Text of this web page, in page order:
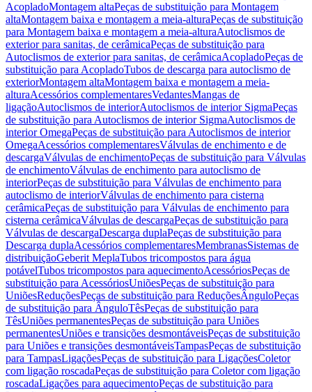
AcopladoMontagem altaPeças de substituição para Montagem
altaMontagem baixa e montagem a meia-alturaPeças de substituição
para Montagem baixa e montagem a meia-alturaAutoclismos de
exterior para sanitas, de cerâmicaPeças de substituição para
Autoclismos de exterior para sanitas, de cerâmicaAcopladoPeças de
substituição para AcopladoTubos de descarga para autoclismo de
exteriorMontagem altaMontagem baixa e montagem a meia-
alturaAcessórios complementaresVedantesMangas de
ligaçãoAutoclismos de interiorAutoclismos de interior SigmaPeças
de substituição para Autoclismos de interior SigmaAutoclismos de
interior OmegaPeças de substituição para Autoclismos de interior
OmegaAcessórios complementaresVálvulas de enchimento e de
descargaVálvulas de enchimentoPeças de substituição para Válvulas
de enchimentoVálvulas de enchimento para autoclismo de
interiorPeças de substituição para Válvulas de enchimento para
autoclismo de interiorVálvulas de enchimento para cisterna
cerâmicaPeças de substituição para Válvulas de enchimento para
cisterna cerâmicaVálvulas de descargaPeças de substituição para
Válvulas de descargaDescarga duplaPeças de substituição para
Descarga duplaAcessórios complementaresMembranasSistemas de
distribuiçãoGeberit MeplaTubos tricompostos para água
potávelTubos tricompostos para aquecimentoAcessóriosPeças de
substituição para AcessóriosUniõesPeças de substituição para
UniõesReduçõesPeças de substituição para ReduçõesÂnguloPeças
de substituição para ÂnguloTêsPeças de substituição para
TêsUniões permanentesPeças de substituição para Uniões
permanentesUniões e transições desmontáveisPeças de substituição
para Uniões e transições desmontáveisTampasPeças de substituição
para TampasLigaçõesPeças de substituição para LigaçõesColetor
com ligação roscadaPeças de substituição para Coletor com ligação
roscadaLigações para aquecimentoPeças de substituição para